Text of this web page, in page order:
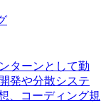
ターンとして勤
発や分散システ
、コーディング規